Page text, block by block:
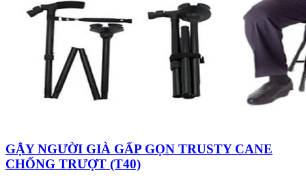
GẬY NGƯỜI GIÀ GẤP GỌN TRUSTY CANE
CHỐNG TRƯỢT (T40)